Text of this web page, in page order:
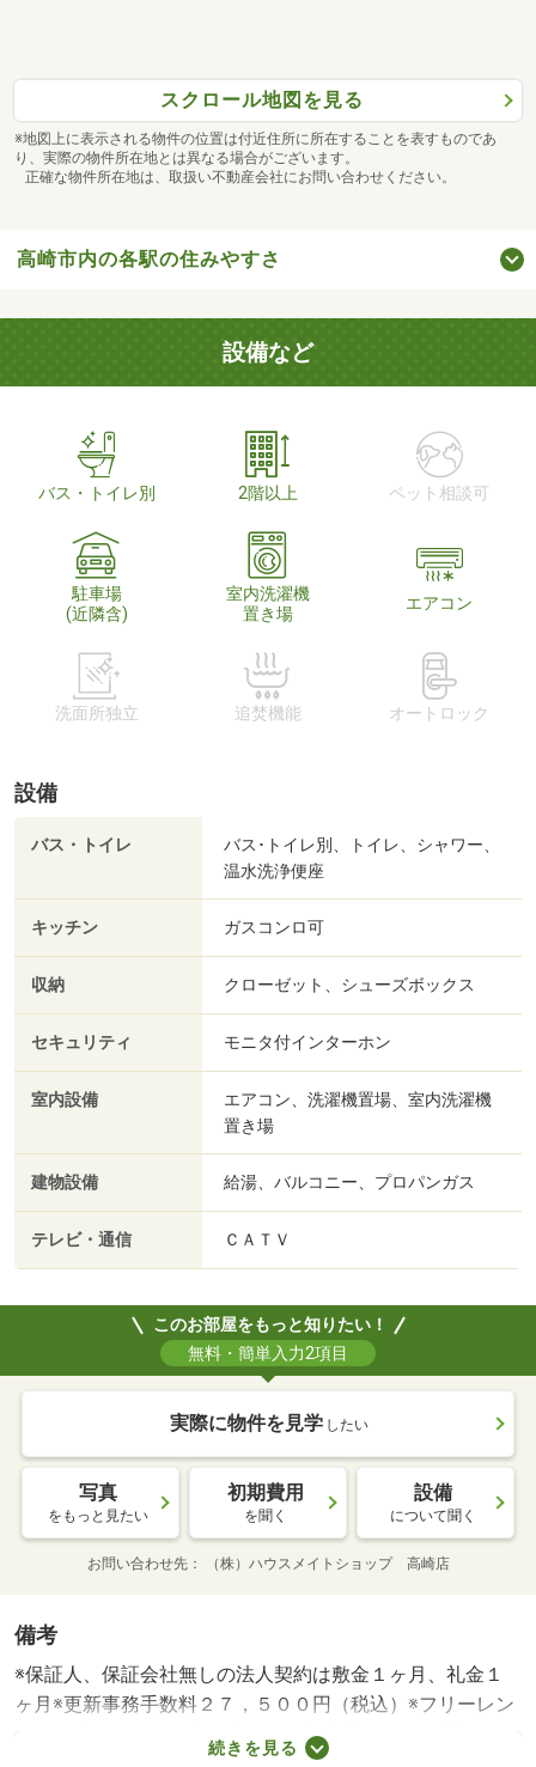
スクロール地図を見る
※地図上に表示される物件の位置は付近住所に所在することを表すものであ
り、実際の物件所在地とは異なる場合がございます。
正確な物件所在地は、取扱い不動産会社にお問い合わせください。
高崎市内の各駅の住みやすさ
設備など
バス・トイレ別 2階以上 ペット相談可
駐車場
(近隣含)
室内洗濯機
置き場
エアコン
洗面所独立 追焚機能 オートロック
設備
バス・トイレ
バス･トイレ別、トイレ、シャワー、
温水洗浄便座
キッチン ガスコンロ可
収納 クローゼット、シューズボックス
セキュリティ モニタ付インターホン
室内設備
エアコン、洗濯機置場、室内洗濯機
置き場
建物設備 給湯、バルコニー、プロパンガス
テレビ・通信 ＣＡＴＶ
このお部屋をもっと知りたい！
無料・簡単入力2項目
実際に物件を見学 したい
写真
をもっと見たい
初期費用
を聞く
設備
について聞く
お問い合わせ先 （株）ハウスメイトショップ 高崎店
備考
※保証人、保証会社無しの法人契約は敷金１ヶ月、礼金１
ヶ月※更新事務手数料２７，５００円（税込）※フリーレン
ト使用時、短期解約違約金有（１年未満１ヶ月）消毒代１
続きを見る